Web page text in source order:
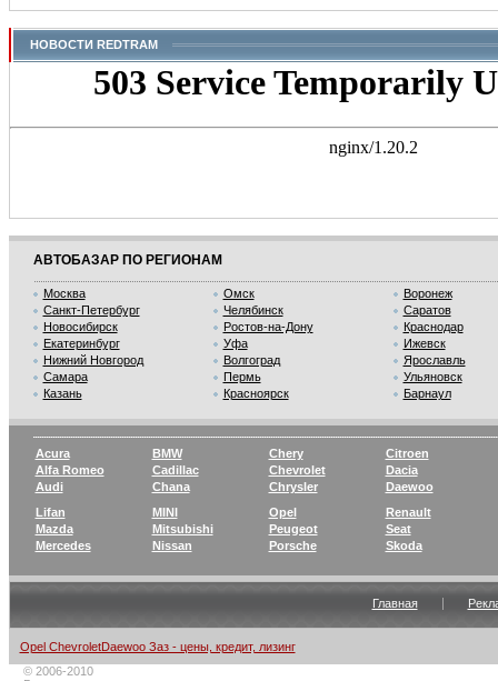
НОВОСТИ REDTRAM
АВТОБАЗАР ПО РЕГИОНАМ
Москва
Санкт-Петербург
Новосибирск
Екатеринбург
Нижний Новгород
Самара
Казань
Омск
Челябинск
Ростов-на-Дону
Уфа
Волгоград
Пермь
Красноярск
Воронеж
Саратов
Краснодар
Ижевск
Ярославль
Ульяновск
Барнаул
Acura
Alfa Romeo
Audi
BMW
Cadillac
Chana
Chery
Chevrolet
Chrysler
Citroen
Dacia
Daewoo
Lifan
Mazda
Mercedes
MINI
Mitsubishi
Nissan
Opel
Peugeot
Porsche
Renault
Seat
Skoda
Главная
Opel ChevroletDaewoo Заз - цены, кредит, лизинг
© 2006-2010